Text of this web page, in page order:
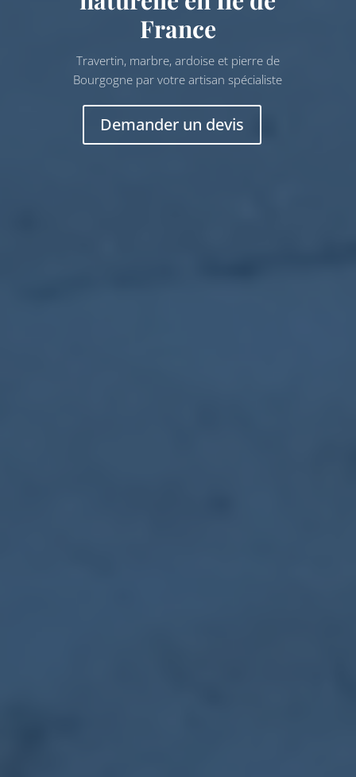
France
Travertin, marbre, ardoise et pierre de
Bourgogne par votre artisan spécialiste
Demander un devis